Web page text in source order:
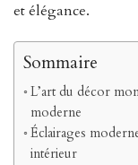
et élégance.
Sommaire
L’art du décor
moderne
Éclairages
intérieur